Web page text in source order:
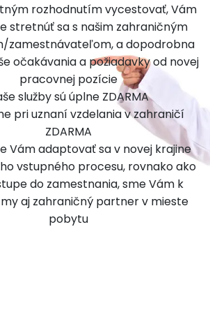
rozhodnutím vycestovať, Vám
stretnúť sa s našim zahraničným
zamestnávateľom, a dopodrobna
očakávania a požiadavky od novej
pracovnej pozície
služby sú úplne ZDARMA
pri uznaní vzdelania v zahraničí
ZDARMA
Vám adaptovať sa v novej krajine
vstupného procesu, rovnako ako
do zamestnania, sme Vám k
aj zahraničný partner v mieste
pobytu